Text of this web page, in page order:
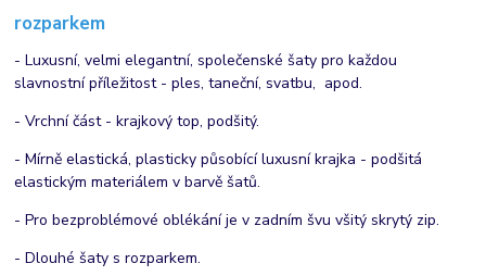
rozparkem
- Luxusní, velmi elegantní, společenské šaty pro každou
slavnostní příležitost - ples, taneční, svatbu, apod.
- Vrchní část - krajkový top, podšitý.
- Mírně elastická, plasticky působící luxusní krajka - podšitá
elastickým materiálem v barvě šatů.
- Pro bezproblémové oblékání je v zadním švu všitý skrytý zip.
- Dlouhé šaty s rozparkem.